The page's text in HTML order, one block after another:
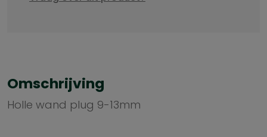
Omschrijving
Holle wand plug 9-13mm